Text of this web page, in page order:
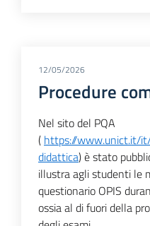
12/05/2026
Procedure
Nel sito del PQA
( https://www.unict.it/
didattica) è stato
illustra agli studenti le
questionario OPIS
ossia al di fuori della